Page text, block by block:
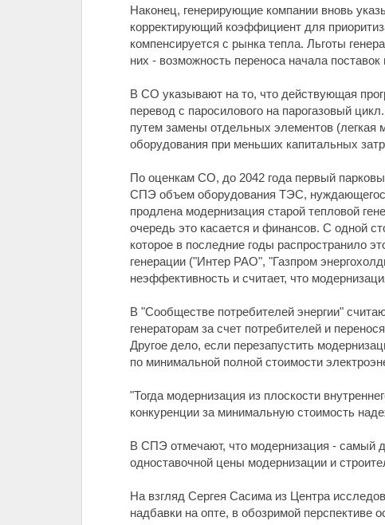
Наконец, генерирующие компании вновь
корректирующий коэффициент для
компенсируется с рынка тепла. Льготы
них - возможность переноса начала
В СО указывают на то, что действующая
перевод с паросилового на парогазовый
путем замены отдельных элементов (легкая
оборудования при меньших капитальных
По оценкам СО, до 2042 года первый
СПЭ объем оборудования ТЭС,
продлена модернизация старой тепловой
очередь это касается и финансов. С одной
которое в последние годы распространило
генерации ("Интер РАО", "Газпром
неэффективность и считает, что
В "Сообществе потребителей энергии"
генераторам за счет потребителей и
Другое дело, если перезапустить
по минимальной полной стоимости
"Тогда модернизация из плоскости
конкуренции за минимальную стоимость
В СПЭ отмечают, что модернизация - самый
одноставочной цены модернизации и
На взгляд Сергея Сасима из Центра
надбавки на опте, в обозримой